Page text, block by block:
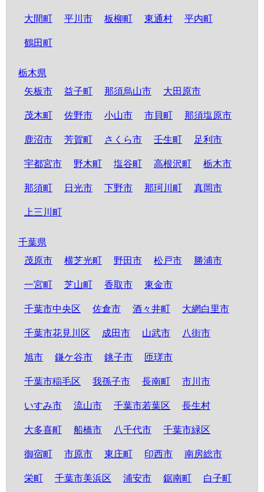
大間町 平川市 板柳町 東通村 平内町
鶴田町
栃木県
矢板市
益子町 那須烏山市 大田原市
茂木町 佐野市 小山市 市貝町 那須塩原市
鹿沼市 芳賀町 さくら市 壬生町 足利市
宇都宮市 野木町 塩谷町 高根沢町 栃木市
那須町 日光市 下野市 那珂川町 真岡市
上三川町
千葉県
茂原市
横芝光町 野田市 松戸市 勝浦市
一宮町 芝山町 香取市 東金市
千葉市中央区 佐倉市 酒々井町 大網白里市
千葉市花見川区 成田市 山武市 八街市
旭市 鎌ケ谷市 銚子市 匝瑳市
千葉市稲毛区 我孫子市 長南町 市川市
いすみ市 流山市 千葉市若葉区 長生村
大多喜町 船橋市 八千代市 千葉市緑区
御宿町 市原市 東庄町 印西市 南房総市
栄町 千葉市美浜区 浦安市 鋸南町 白子町